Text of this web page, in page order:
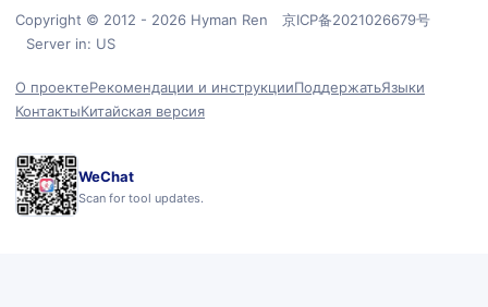
Copyright © 2012 - 2026 Hyman Ren 京ICP备2021026679号
Server in: US
О проектеРекомендации и инструкцииПоддержатьЯзыки
КонтактыКитайская версия
WeChat
Scan for tool updates.